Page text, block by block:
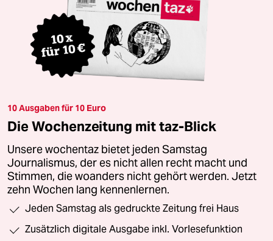
10 Ausgaben für 10 Euro
Die Wochenzeitung mit taz-Blick
Unsere wochentaz bietet jeden Samstag
Journalismus, der es nicht allen recht macht und
Stimmen, die woanders nicht gehört werden. Jetzt
zehn Wochen lang kennenlernen.
Jeden Samstag als gedruckte Zeitung frei Haus
Zusätzlich digitale Ausgabe inkl. Vorlesefunktion